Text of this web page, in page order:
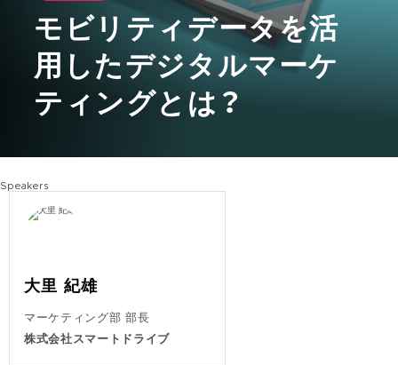
モビリティデータを活
用したデジタルマーケ
ティングとは？
Speakers
大里 紀雄
マーケティング部 部長
株式会社スマートドライブ